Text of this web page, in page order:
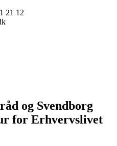
21 12
og Svendborg
for Erhvervslivet